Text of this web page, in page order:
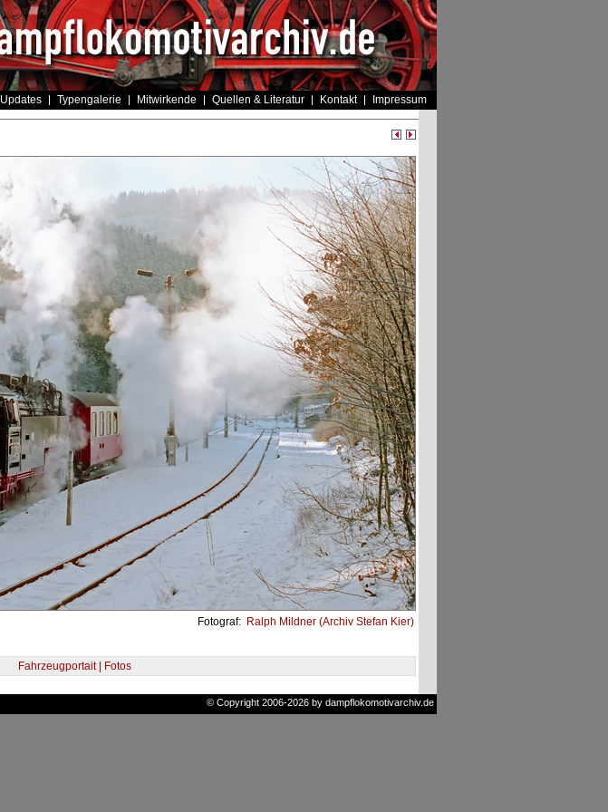
Updates Typengalerie Mitwirkende Quellen & Literatur Kontakt Impressum
Fotograf: Ralph Mildner (Archiv Stefan Kier)
Fahrzeugportait | Fotos
© Copyright 2006-2026 by dampflokomotivarchiv.de